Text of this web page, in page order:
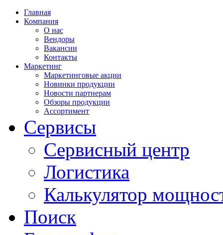
Главная
Компания
О нас
Вендоры
Вакансии
Контакты
Маркетинг
Маркетинговые акции
Новинки продукции
Новости партнерам
Обзоры продукции
Ассортимент
Сервисы
Сервисный центр
Логистика
Калькулятор
Поиск